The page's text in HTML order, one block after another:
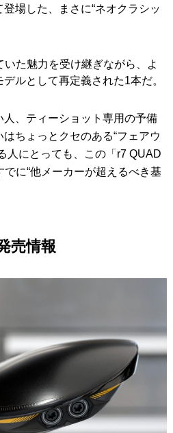
場した、まさに“ネオクラシッ
た魅力を受け継ぎながら、よ
ルとして再定義された1本だ。
、ティーショット専用の予備
ちょっとクセのある“フェアウ
人にとっても、この「r7 QUAD
に“他メーカーが超えるべき基
売情報